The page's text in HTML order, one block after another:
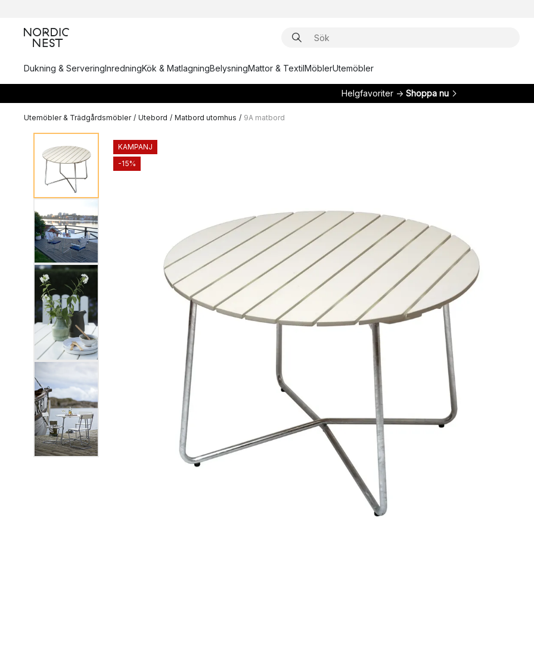
Dukning & ServeringInredningKök & MatlagningBelysningMattor & TextilMöblerUtemöbler
Helgfavoriter → Shoppa nu
Utemöbler & Trädgårdsmöbler / Utebord / Matbord utomhus / 9A matbord
KAMPANJ
-15%